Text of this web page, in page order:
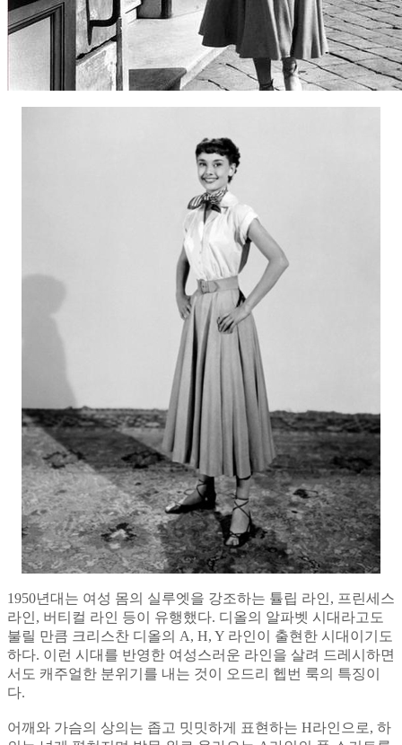
1950년대는 여성 몸의 실루엣을 강조하는 튤립 라인, 프린세스
라인, 버티컬 라인 등이 유행했다. 디올의 알파벳 시대라고도
불릴 만큼 크리스찬 디올의 A, H, Y 라인이 출현한 시대이기도
하다. 이런 시대를 반영한 여성스러운 라인을 살려 드레시하면
서도 캐주얼한 분위기를 내는 것이 오드리 헵번 룩의 특징이
다.
어깨와 가슴의 상의는 좁고 밋밋하게 표현하는 H라인으로, 하